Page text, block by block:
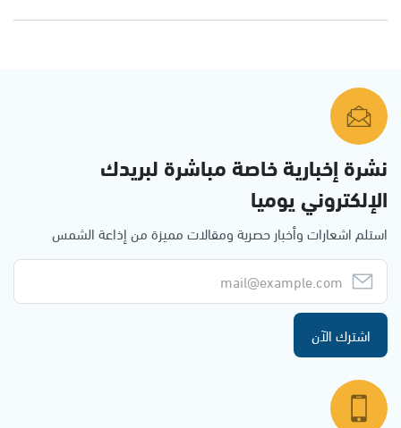
نشرة إخبارية خاصة مباشرة لبريدك
الإلكتروني يوميا
استلم اشعارات وأخبار حصرية ومقالات مميزة من إذاعة الشمس
اشترك الآن